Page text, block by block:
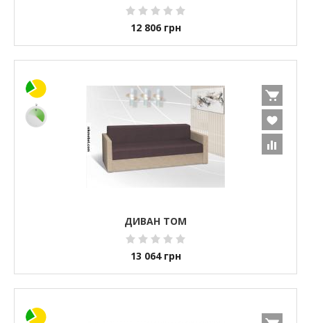
12 806 грн
ДИВАН ТОМ
13 064 грн